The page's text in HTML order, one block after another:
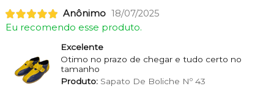
Anônimo 18/07/2025
Eu recomendo esse produto.
Excelente
Otimo no prazo de chegar e tudo certo no
tamanho
Produto:Sapato De Boliche Nº 43